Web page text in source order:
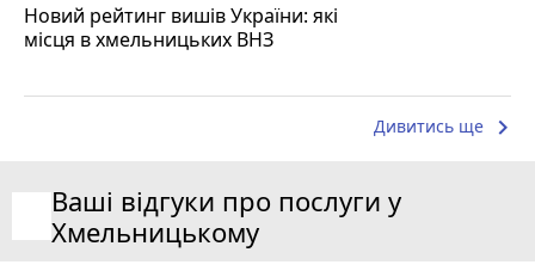
Новий рейтинг вишів України: які
місця в хмельницьких ВНЗ
Дивитись ще keyboard_arrow_right
Ваші відгуки про послуги у
Хмельницькому